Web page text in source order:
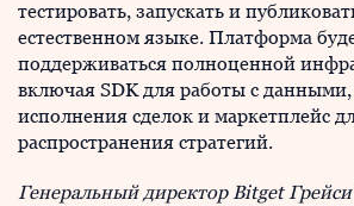
тестировать, запускать и
естественном языке. Платформа
поддерживаться полноценной
включая SDK для работы с
исполнения сделок и маркетплейс
распространения стратегий.
Генеральный директор Bitget